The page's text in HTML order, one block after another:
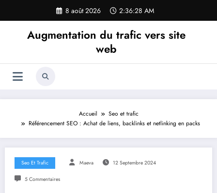
contenu
8 août 2026 2:36:29 AM
Augmentation du trafic vers site
web
Accueil
Seo et trafic
Référencement SEO : Achat de liens, backlinks et netlinking en packs
Seo Et Trafic Maeva 12 Septembre 2024
5 Commentaires